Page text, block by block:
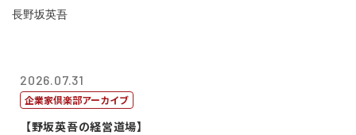
2026.07.31
企業家倶楽部アーカイブ
【野坂英吾の経営道場】